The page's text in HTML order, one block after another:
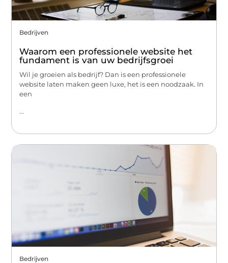
Bedrijven
Waarom een professionele website het
fundament is van uw bedrijfsgroei
Wil je groeien als bedrijf? Dan is een professionele
website laten maken geen luxe, het is een noodzaak. In
een
...
Bedrijven